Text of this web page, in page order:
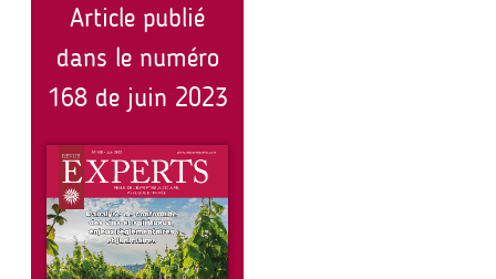
Article publié
dans le numéro
168 de juin 2023